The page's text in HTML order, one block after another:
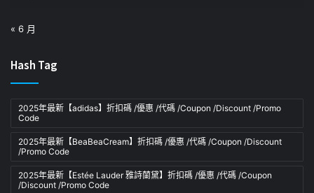
« 6 月
Hash Tag
2025年最新【adidas】折扣碼 /優惠 /代碼 /Coupon /Discount /Promo
Code
2025年最新【BeaBeaCream】折扣碼 /優惠 /代碼 /Coupon /Discount
/Promo Code
2025年最新【Estée Lauder 雅詩蘭黛】折扣碼 /優惠 /代碼 /Coupon
/Discount /Promo Code